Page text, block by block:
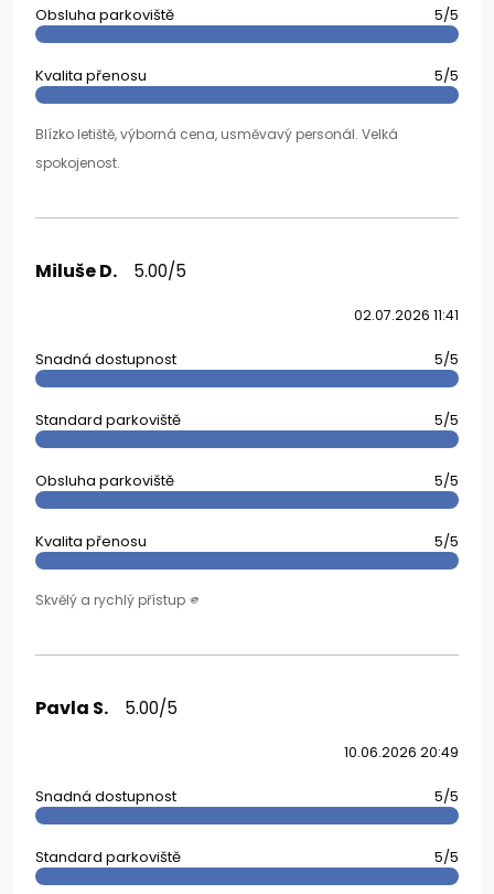
Obsluha parkoviště 5/5
Kvalita přenosu 5/5
Blízko letiště, výborná cena, usměvavý personál. Velká
spokojenost.
Miluše D. 5.00/5
02.07.2026 11:41
Snadná dostupnost 5/5
Standard parkoviště 5/5
Obsluha parkoviště 5/5
Kvalita přenosu 5/5
Skvělý a rychlý přístup 🫵
Pavla S. 5.00/5
10.06.2026 20:49
Snadná dostupnost 5/5
Standard parkoviště 5/5